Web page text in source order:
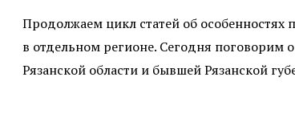
Продолжаем цикл статей об особенностях
в отдельном регионе. Сегодня поговорим о
Рязанской области и бывшей Рязанской